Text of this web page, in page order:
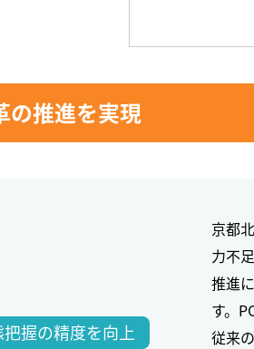
の推進を実現
握の精度を向上
京都
力不
推進
す。
従来